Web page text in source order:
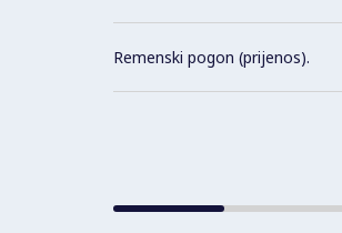
Remenski pogon (prijenos).